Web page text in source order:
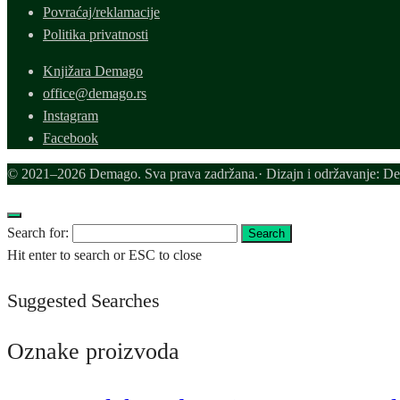
Povraćaj/reklamacije
Politika privatnosti
Knjižara Demago
office@demago.rs
Instagram
Facebook
© 2021–2026 Demago. Sva prava zadržana.· Dizajn i održavanje:
Search for: Search
Hit enter to search or ESC to close
Suggested Searches
Oznake proizvoda